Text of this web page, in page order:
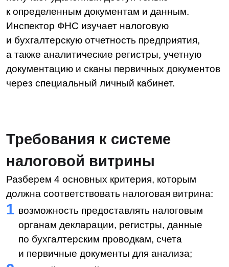
информационного обмена, таких как
оповещения и ведение журналов.
Полезные материалы для
руководителей и ИТ-
соглашенияи Политики в отношении
Ясоглашаюсь получатьрекламные
материалы от LDM